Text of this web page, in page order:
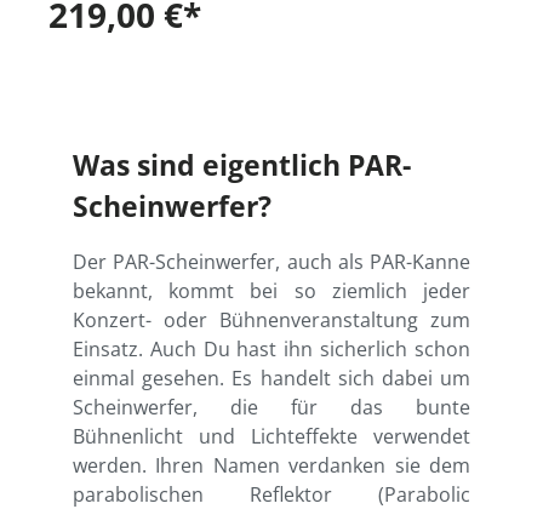
219,00 €*
Was sind eigentlich PAR-
Scheinwerfer?
Der PAR-Scheinwerfer, auch als PAR-Kanne
bekannt, kommt bei so ziemlich jeder
Konzert- oder Bühnenveranstaltung zum
Einsatz. Auch Du hast ihn sicherlich schon
einmal gesehen. Es handelt sich dabei um
Scheinwerfer, die für das bunte
Bühnenlicht und Lichteffekte verwendet
werden. Ihren Namen verdanken sie dem
parabolischen Reflektor (Parabolic